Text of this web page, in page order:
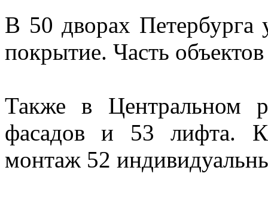
В 50 дворах Петербурга
покрытие. Часть
Также в Центральном
фасадов и 53 лифта.
монтаж 52